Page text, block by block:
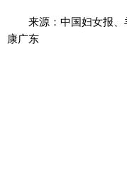
来源：中国妇女报
康广东